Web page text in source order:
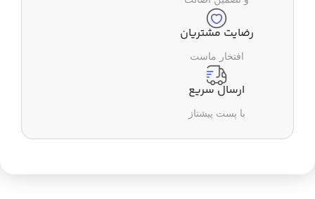
رضایت مشتریان
افتخار ماست
ارسال سریع
با پست پیشتاز